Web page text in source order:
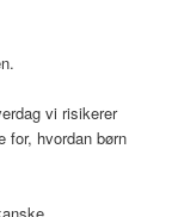
vi risikerer
for, hvordan børn